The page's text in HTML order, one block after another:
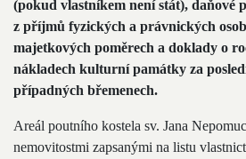
(pokud vlastníkem není stát), daňové
z příjmů fyzických a právnických
majetkových poměrech a doklady o
nákladech kulturní památky za
případných břemenech.
Areál poutního kostela sv. Jana
nemovitostmi zapsanými na listu